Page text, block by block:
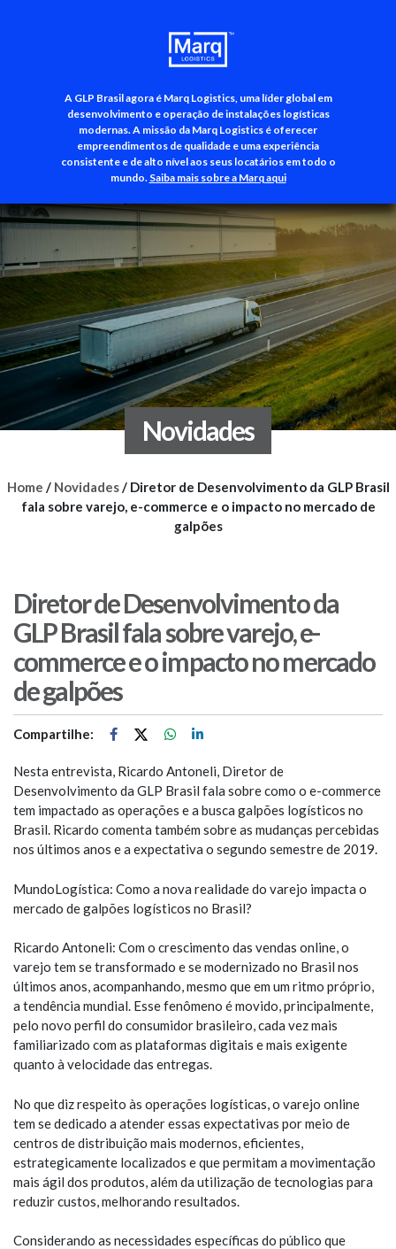
A GLP Brasil agora é Marq Logistics, uma líder global em
desenvolvimento e operação de instalações logísticas
modernas. A missão da Marq Logistics é oferecer
empreendimentos de qualidade e uma experiência
consistente e de alto nível aos seus locatários em todo o
mundo. Saiba mais sobre a Marq aqui
+55 (11) 3500-3700
Novidades
Home / Novidades/ Diretor de Desenvolvimento da GLP Brasil
fala sobre varejo, e-commerce e o impacto no mercado de
galpões
Diretor de Desenvolvimento da
GLP Brasil fala sobre varejo, e-
commerce e o impacto no mercado
de galpões
Compartilhe:
Nesta entrevista, Ricardo Antoneli, Diretor de
Desenvolvimento da GLP Brasil fala sobre como o e-commerce
tem impactado as operações e a busca galpões logísticos no
Brasil. Ricardo comenta também sobre as mudanças percebidas
nos últimos anos e a expectativa o segundo semestre de 2019.
MundoLogística: Como a nova realidade do varejo impacta o
mercado de galpões logísticos no Brasil?
Ricardo Antoneli: Com o crescimento das vendas online, o
varejo tem se transformado e se modernizado no Brasil nos
últimos anos, acompanhando, mesmo que em um ritmo próprio,
a tendência mundial. Esse fenômeno é movido, principalmente,
pelo novo perfil do consumidor brasileiro, cada vez mais
familiarizado com as plataformas digitais e mais exigente
quanto à velocidade das entregas.
No que diz respeito às operações logísticas, o varejo online
tem se dedicado a atender essas expectativas por meio de
centros de distribuição mais modernos, eficientes,
estrategicamente localizados e que permitam a movimentação
mais ágil dos produtos, além da utilização de tecnologias para
reduzir custos, melhorando resultados.
Considerando as necessidades específicas do público que